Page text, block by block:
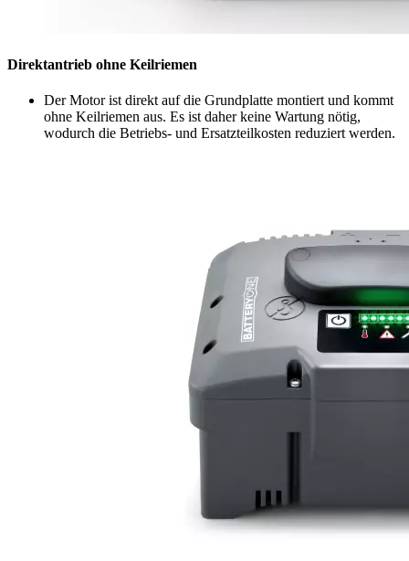
Direktantrieb ohne Keilriemen
Der Motor ist direkt auf die Grundplatte montiert und kommt
ohne Keilriemen aus. Es ist daher keine Wartung nötig,
wodurch die Betriebs- und Ersatzteilkosten reduziert werden.